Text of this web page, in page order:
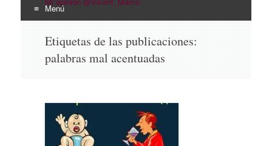
Menú
contenido
Etiquetas de las publicaciones:
palabras mal acentuadas